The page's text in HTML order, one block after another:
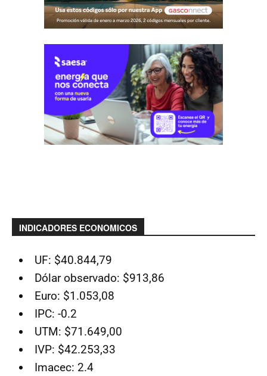
INDICADORES ECONOMICOS
UF: $40.844,79
Dólar observado: $913,86
Euro: $1.053,08
IPC: -0.2
UTM: $71.649,00
IVP: $42.253,33
Imacec: 2.4